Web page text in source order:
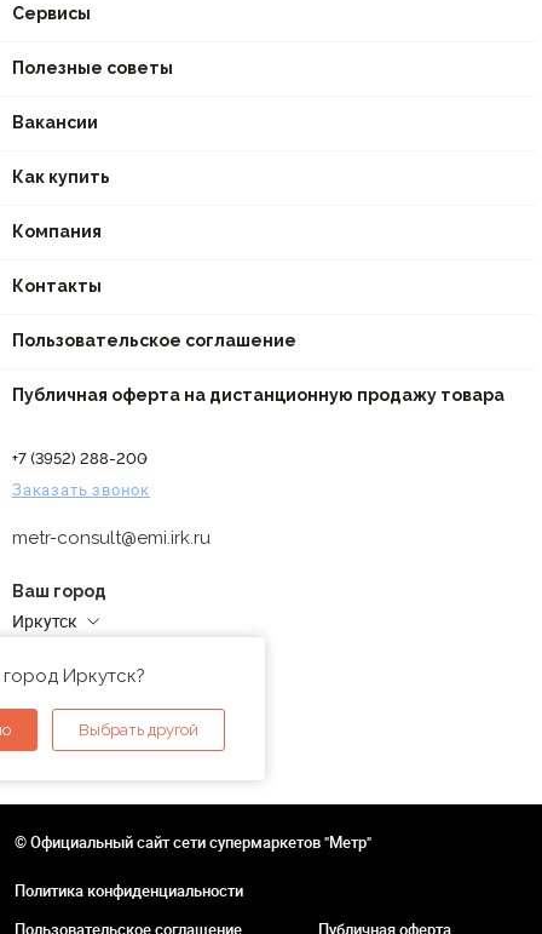
Сервисы
Полезные советы
Вакансии
Как купить
Компания
Контакты
Пользовательское соглашение
Публичная оферта на дистанционную продажу товара
+7 (3952) 288-200
Заказать звонок
metr-consult@emi.irk.ru
Ваш город
Иркутск
Иркутск?
Выбрать другой
© Официальный сайт сети супермаркетов "Метр"
Политика конфиденциальности
Пользовательское соглашение
Публичная оферта